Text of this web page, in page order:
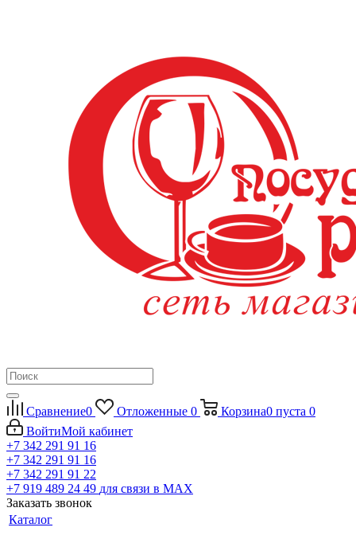
Сравнение0 Отложенные 0 Корзина0 пуста 0
ВойтиМой кабинет
+7 342 291 91 16
+7 342 291 91 16
+7 342 291 91 22
+7 919 489 24 49 для связи в МАХ
Заказать звонок
Каталог